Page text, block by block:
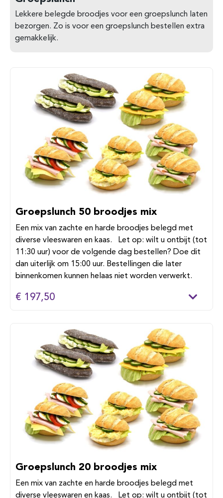
Lekkere belegde broodjes voor een groepslunch laten
bezorgen. Zo is voor een groepslunch bestellen extra
gemakkelijk.
Groepslunch 50 broodjes mix
Een mix van zachte en harde broodjes belegd met
diverse vleeswaren en kaas. Let op: wilt u ontbijt (tot
11:30 uur) voor de volgende dag bestellen? Doe dit
dan uiterlijk om 15:00 uur. Bestellingen die later
binnenkomen kunnen helaas niet worden verwerkt.
€ 197,50
Groepslunch 20 broodjes mix
Een mix van zachte en harde broodjes belegd met
diverse vleeswaren en kaas. Let op: wilt u ontbijt (tot